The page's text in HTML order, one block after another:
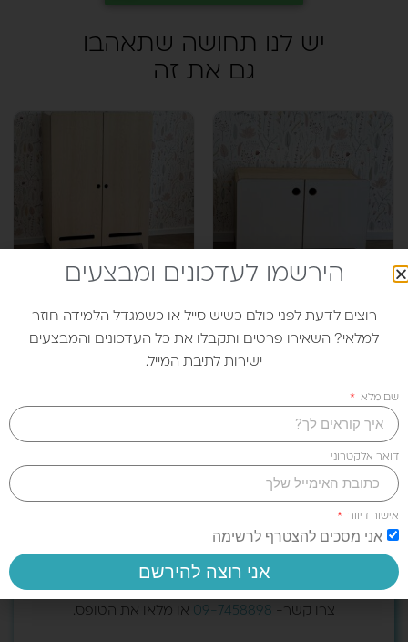
יש לנו תחושה שתאהבו
גם את זה
שידת DUO
950.00₪
ארונית LITEN
1,760.00₪
רוצים לעצב את חדר הילדים
יחד איתנו?
מזמינים אתכם לתיאום פגישת ייעוץ חינם!
בחנות שלנו בכפר סבא תראו את כל הפריטים ונרכיב
ביחד את חדר החלמות בהתאם לצרכים שלכם.
צרו קשר- 09-7458898 או מלאו את הטופס.
הירשמו לעדכונים ומבצעים
רוצים לדעת לפני כולם כשיש סייל או כשמגדל הלמידה חוזר
למלאי? השאירו פרטים ותקבלו את כל העדכונים והמבצעים
ישירות לתיבת המייל.
שם מלא
דואר אלקטרוני
אישור דיוור
אני מסכים להצטרף לרשימה
אני רוצה להירשם